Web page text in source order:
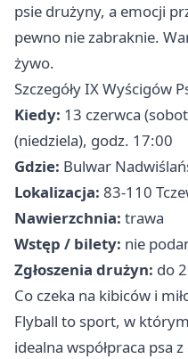
psie drużyny, a emocji
pewno nie zabraknie.
żywo.
Szczegóły IX Wyścigów
Kiedy: 13 czerwca
(niedziela), godz. 17:00
Gdzie: Bulwar
Lokalizacja: 83-110
Nawierzchnia: trawa
Wstęp / bilety: nie
Zgłoszenia drużyn: do
Co czeka na kibiców i
Flyball to sport, w
idealna współpraca psa